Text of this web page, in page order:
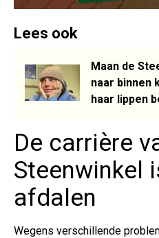
Lees ook
Maan de
naar binnen
haar lippen
De carrière
Steenwinkel
afdalen
Wegens verschillende